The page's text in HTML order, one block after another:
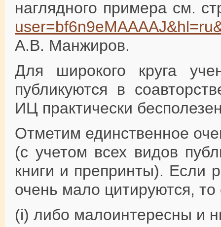
наглядного примера см.
А.В. Манжиров.
Для широкого круга
публикуются в
ИЦ практически
Отметим единственное
(с учетом всех видов
книги и препринты). Если
очень мало цитируются, то
(i) либо малоинтересны и